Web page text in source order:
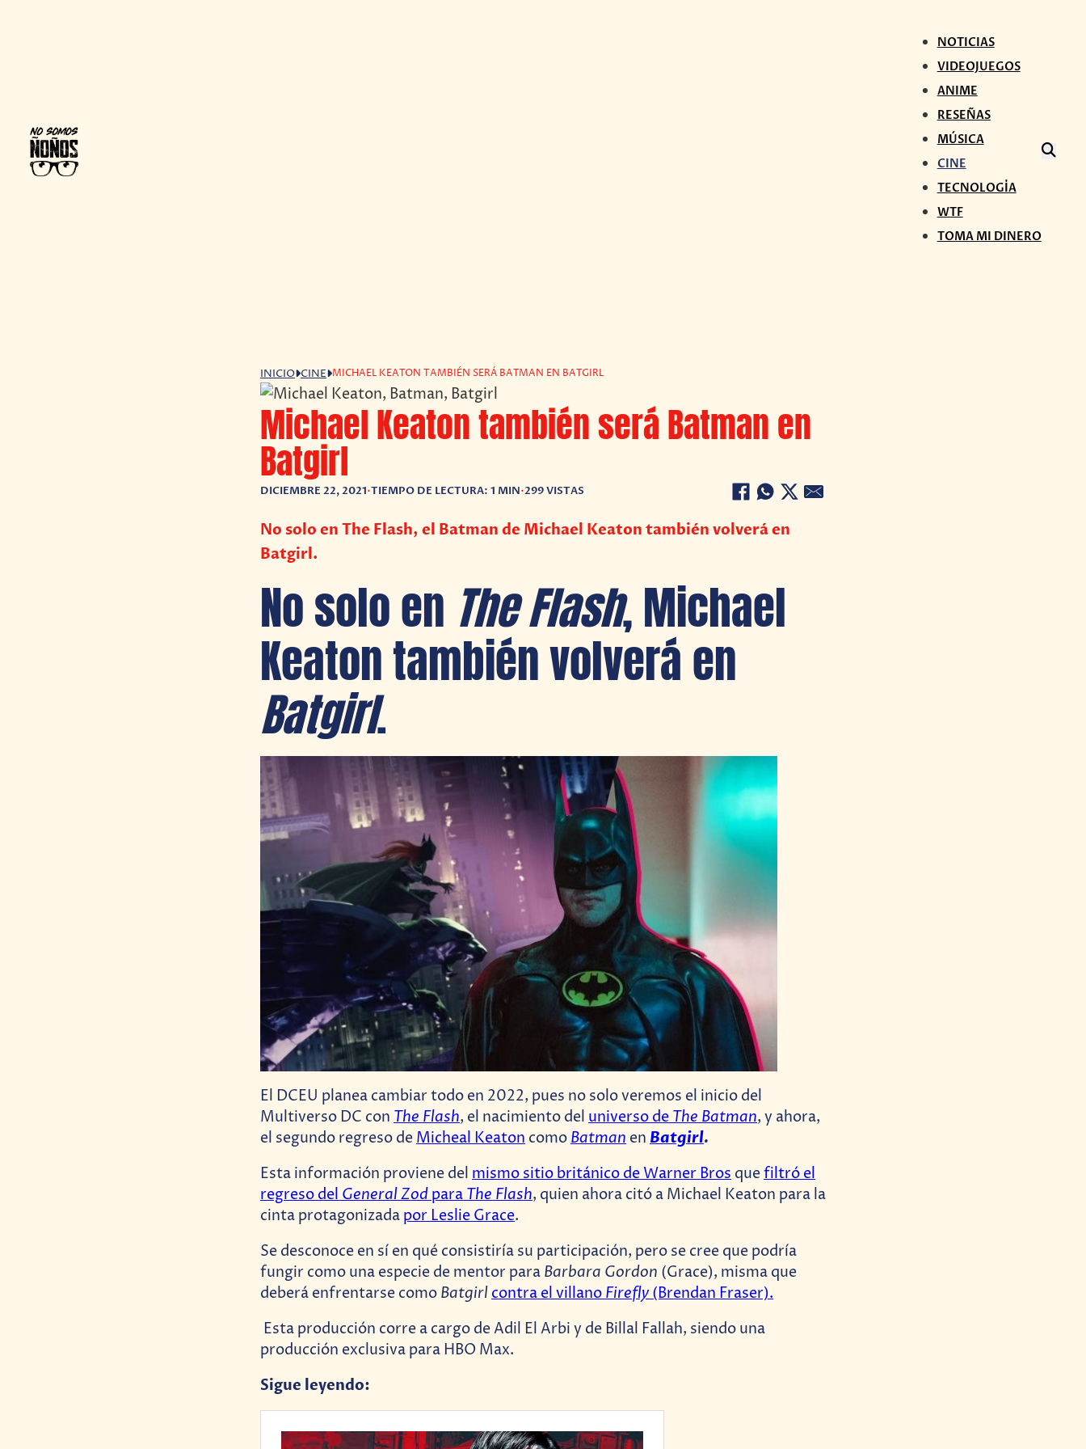
NOTICIAS
VIDEOJUEGOS
ANIME
RESEÑAS
MÚSICA
CINE
TECNOLOGÍA
WTF
TOMA MI DINERO
INICIO CINE MICHAEL KEATON TAMBIÉN SERÁ BATMAN EN BATGIRL
Michael Keaton también será Batman en
Batgirl
DICIEMBRE 22, 2021•TIEMPO DE LECTURA: 1 MIN•299 VISTAS
No solo en The Flash, el Batman de Michael Keaton también volverá en
Batgirl.
No solo en The Flash, Michael
Keaton también volverá en
Batgirl.
El DCEU planea cambiar todo en 2022, pues no solo veremos el inicio del
Multiverso DC con The Flash, el nacimiento del universo de The Batman, y ahora,
el segundo regreso de Micheal Keaton como Batman en Batgirl.
Esta información proviene del mismo sitio británico de Warner Bros quefiltró el
regreso del General Zod para The Flash, quien ahora citó a Michael Keaton para la
cinta protagonizada por Leslie Grace.
Se desconoce en sí en qué consistiría su participación, pero se cree que podría
fungir como una especie de mentor para Barbara Gordon (Grace), misma que
deberá enfrentarse como Batgirl contra el villano Firefly (Brendan Fraser).
Esta producción corre a cargo de Adil El Arbi y de Billal Fallah, siendo una
producción exclusiva para HBO Max.
Sigue leyendo: